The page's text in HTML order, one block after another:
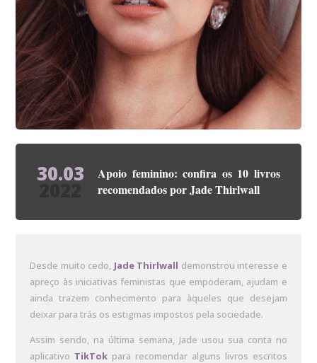
30.03
Apoio feminino: confira os 10 livros
recomendados por Jade Thirlwall
Desde muito cedo, Jade Thirlwall demonstrou interesse e
apreço às iniciativas feministas que empoderam, ajudam e
ainda trazem conhecimento para àqueles que desejam
deixar para trás os estigmas impostos pela sociedade.
Assim sendo, na última semana, Jade usou sua conta no
aplicativo TikTok para recomendar alguns livros escritos